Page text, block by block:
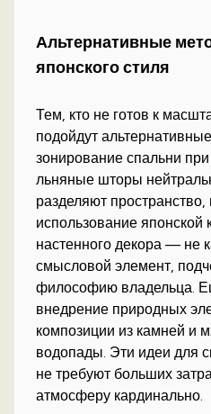
Альтернативные
японского стиля
Тем, кто не готов к
подойдут
зонирование спальни
льняные шторы
разделяют
использование японской
настенного декора — не
смысловой элемент,
философию владельца.
внедрение природных
композиции из камней и
водопады. Эти идеи для
не требуют больших
атмосферу кардинально.